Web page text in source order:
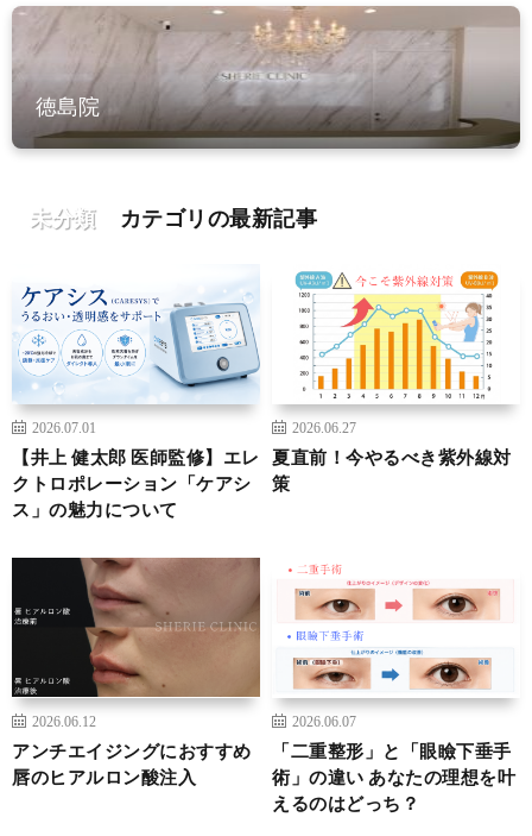
徳島院
未分類 カテゴリの最新記事
2026.07.01
【井上 健太郎 医師監修】エレ
クトロポレーション「ケアシ
ス」の魅力について
2026.06.27
夏直前！今やるべき紫外線対
策
2026.06.12
アンチエイジングにおすすめ
唇のヒアルロン酸注入
2026.06.07
「二重整形」と「眼瞼下垂手
術」の違い あなたの理想を叶
えるのはどっち？